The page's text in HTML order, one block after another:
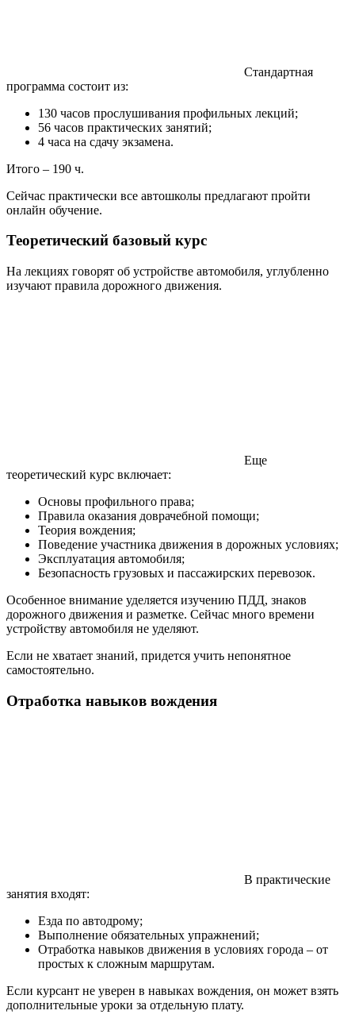
Стандартная
программа состоит из:
130 часов прослушивания профильных лекций;
56 часов практических занятий;
4 часа на сдачу экзамена.
Итого – 190 ч.
Сейчас практически все автошколы предлагают пройти
онлайн обучение.
Теоретический базовый курс
На лекциях говорят об устройстве автомобиля, углубленно
изучают правила дорожного движения.
Еще
теоретический курс включает:
Основы профильного права;
Правила оказания доврачебной помощи;
Теория вождения;
Поведение участника движения в дорожных условиях;
Эксплуатация автомобиля;
Безопасность грузовых и пассажирских перевозок.
Особенное внимание уделяется изучению ПДД, знаков
дорожного движения и разметке. Сейчас много времени
устройству автомобиля не уделяют.
Если не хватает знаний, придется учить непонятное
самостоятельно.
Отработка навыков вождения
В практические
занятия входят:
Езда по автодрому;
Выполнение обязательных упражнений;
Отработка навыков движения в условиях города – от
простых к сложным маршрутам.
Если курсант не уверен в навыках вождения, он может взять
дополнительные уроки за отдельную плату.